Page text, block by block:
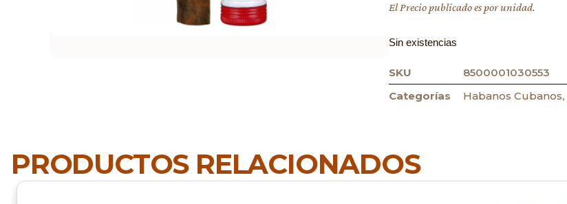
El Precio publicado es por unidad.
Sin existencias
SKU
8500001030553
Categorías
Habanos Cubanos,
PRODUCTOS RELACIONADOS